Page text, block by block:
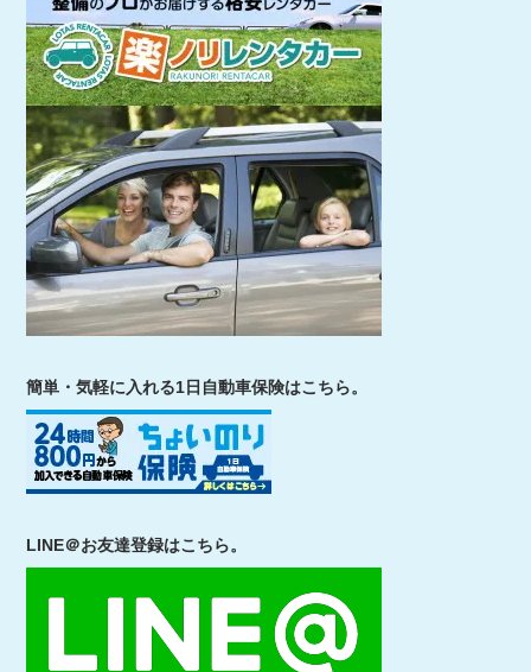
簡単・気軽に入れる1日自動車保険はこちら。
LINE＠お友達登録はこちら。